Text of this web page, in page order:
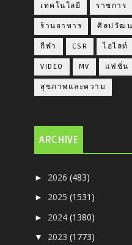
เทคโนโลยี ราชการ
ร้านอาหาร ศิลปวัฒน
กีฬา CSR ไฮไลท์
VIDEO MV แฟชั่น
สุขภาพและความ
ARCHIVE
► 2026(483)
► 2025(1531)
► 2024(1380)
▼ 2023(1773)